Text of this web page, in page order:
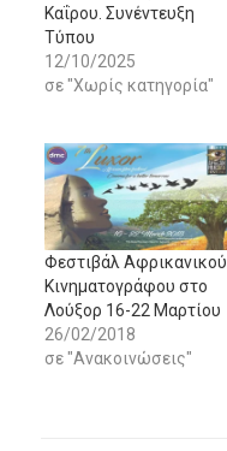
Καΐρου. Συνέντευξη
Τύπου
12/10/2025
σε "Χωρίς κατηγορία"
Φεστιβάλ Αφρικανικού
Κινηματογράφου στο
Λούξορ 16-22 Μαρτίου
26/02/2018
σε "Ανακοινώσεις"